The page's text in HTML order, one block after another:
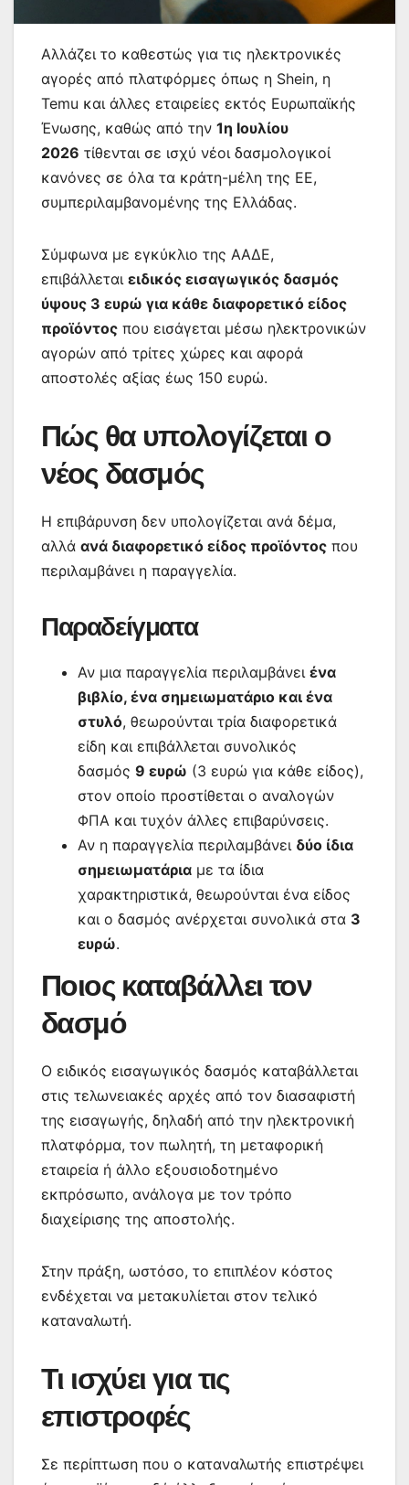
Αλλάζει το καθεστώς για τις ηλεκτρονικές
αγορές από πλατφόρμες όπως η Shein, η
Temu και άλλες εταιρείες εκτός Ευρωπαϊκής
Ένωσης, καθώς από την 1η Ιουλίου
2026 τίθενται σε ισχύ νέοι δασμολογικοί
κανόνες σε όλα τα κράτη-μέλη της ΕΕ,
συμπεριλαμβανομένης της Ελλάδας.
Σύμφωνα με εγκύκλιο της ΑΑΔΕ,
επιβάλλεται ειδικός εισαγωγικός δασμός
ύψους 3 ευρώ για κάθε διαφορετικό είδος
προϊόντος που εισάγεται μέσω ηλεκτρονικών
αγορών από τρίτες χώρες και αφορά
αποστολές αξίας έως 150 ευρώ.
Πώς θα υπολογίζεται ο
νέος δασμός
Η επιβάρυνση δεν υπολογίζεται ανά δέμα,
αλλά ανά διαφορετικό είδος προϊόντος που
περιλαμβάνει η παραγγελία.
Παραδείγματα
Αν μια παραγγελία περιλαμβάνει ένα
βιβλίο, ένα σημειωματάριο και ένα
στυλό, θεωρούνται τρία διαφορετικά
είδη και επιβάλλεται συνολικός
δασμός 9 ευρώ (3 ευρώ για κάθε είδος),
στον οποίο προστίθεται ο αναλογών
ΦΠΑ και τυχόν άλλες επιβαρύνσεις.
Αν η παραγγελία περιλαμβάνει δύο ίδια
σημειωματάρια με τα ίδια
χαρακτηριστικά, θεωρούνται ένα είδος
και ο δασμός ανέρχεται συνολικά στα 3
ευρώ.
Ποιος καταβάλλει τον
δασμό
Ο ειδικός εισαγωγικός δασμός καταβάλλεται
στις τελωνειακές αρχές από τον διασαφιστή
της εισαγωγής, δηλαδή από την ηλεκτρονική
πλατφόρμα, τον πωλητή, τη μεταφορική
εταιρεία ή άλλο εξουσιοδοτημένο
εκπρόσωπο, ανάλογα με τον τρόπο
διαχείρισης της αποστολής.
Στην πράξη, ωστόσο, το επιπλέον κόστος
ενδέχεται να μετακυλίεται στον τελικό
καταναλωτή.
Τι ισχύει για τις
επιστροφές
Σε περίπτωση που ο καταναλωτής επιστρέψει